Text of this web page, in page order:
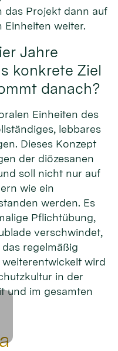
das Projekt dann auf
Einheiten weiter.
Jahre
konkrete Ziel
danach?
Einheiten des
lebbares
Dieses Konzept
der diözesanen
soll nicht nur auf
wie ein
werden. Es
Pflichtübung,
verschwindet,
regelmäßig
wird
in der
und im gesamten